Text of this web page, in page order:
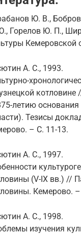
Ю. В.,
Горелов Ю. П.,
Кемеровской
А. С., 1993.
летию
Тезисы
– С. 11-13.
А. С., 1997.
(V-IX вв.) //
Кемерово.
А. С., 1998.
изучения